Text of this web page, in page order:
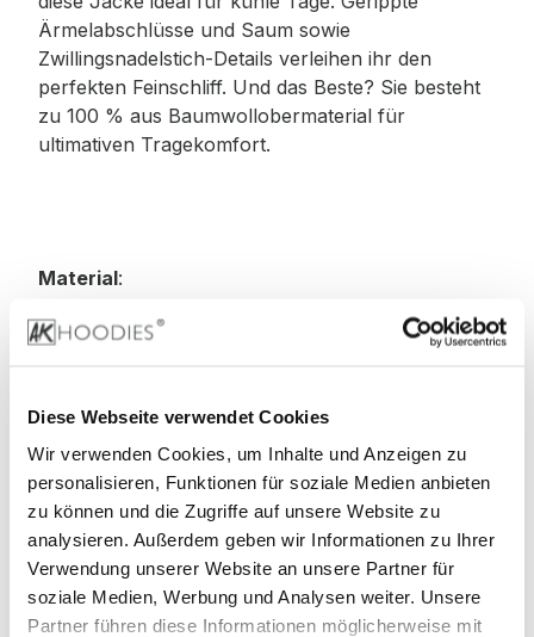
Diese Webseite verwendet Cookies
Wir verwenden Cookies, um Inhalte und Anzeigen zu
personalisieren, Funktionen für soziale Medien anbieten
zu können und die Zugriffe auf unsere Website zu
analysieren. Außerdem geben wir Informationen zu Ihrer
Verwendung unserer Website an unsere Partner für
soziale Medien, Werbung und Analysen weiter. Unsere
Partner führen diese Informationen möglicherweise mit
Ärmelabschlüsse und Saum sowie
Zwillingsnadelstich-Details verleihen ihr den
perfekten Feinschliff. Und das Beste? Sie besteht
zu 100 % aus Baumwollobermaterial für
ultimativen Tragekomfort.
Material:
80% Baumwolle, 20% Polyester
70% Baumwolle, 30% Polyester (Smoke-Farben)
75% Baumwolle, 25% Polyester (Heather Grey)
52% Baumwolle, 48% Polyester (Charcoal)